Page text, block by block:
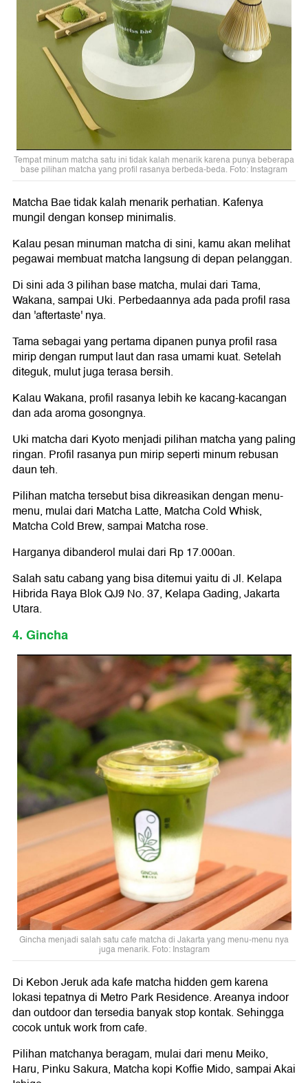
Tempat minum matcha satu ini tidak kalah menarik karena punya beberapa
base pilihan matcha yang profil rasanya berbeda-beda. Foto: Instagram
Matcha Bae tidak kalah menarik perhatian. Kafenya
mungil dengan konsep minimalis.
Kalau pesan minuman matcha di sini, kamu akan melihat
pegawai membuat matcha langsung di depan pelanggan.
Di sini ada 3 pilihan base matcha, mulai dari Tama,
Wakana, sampai Uki. Perbedaannya ada pada profil rasa
dan 'aftertaste' nya.
Tama sebagai yang pertama dipanen punya profil rasa
mirip dengan rumput laut dan rasa umami kuat. Setelah
diteguk, mulut juga terasa bersih.
Kalau Wakana, profil rasanya lebih ke kacang-kacangan
dan ada aroma gosongnya.
Uki matcha dari Kyoto menjadi pilihan matcha yang paling
ringan. Profil rasanya pun mirip seperti minum rebusan
daun teh.
Pilihan matcha tersebut bisa dikreasikan dengan menu-
menu, mulai dari Matcha Latte, Matcha Cold Whisk,
Matcha Cold Brew, sampai Matcha rose.
Harganya dibanderol mulai dari Rp 17.000an.
Salah satu cabang yang bisa ditemui yaitu di Jl. Kelapa
Hibrida Raya Blok QJ9 No. 37, Kelapa Gading, Jakarta
Utara.
4. Gincha
Gincha menjadi salah satu cafe matcha di Jakarta yang menu-menu nya
juga menarik. Foto: Instagram
Di Kebon Jeruk ada kafe matcha hidden gem karena
lokasi tepatnya di Metro Park Residence. Areanya indoor
dan outdoor dan tersedia banyak stop kontak. Sehingga
cocok untuk work from cafe.
Pilihan matchanya beragam, mulai dari menu Meiko,
Haru, Pinku Sakura, Matcha kopi Koffie Mido, sampai Akai